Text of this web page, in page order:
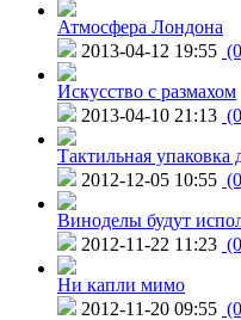
Атмосфера Лондона
2013-04-12 19:55
Искусство с размахом
2013-04-10 21:13
Тактильная упаковка
2012-12-05 10:55
Виноделы будут
2012-11-22 11:23
Ни капли мимо
2012-11-20 09:55